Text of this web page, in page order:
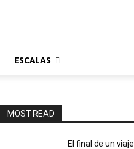
ESCALAS
MOST READ
El final de un viaje